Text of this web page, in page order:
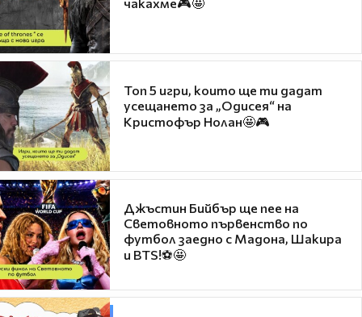
Топ 5 игри, които ще ти дадат
усещането за „Одисея“ на
Кристофър Нолан🤩🎮
Джъстин Бийбър ще пее на
Световното първенство по
футбол заедно с Мадона, Шакира
и BTS!⚽🤩